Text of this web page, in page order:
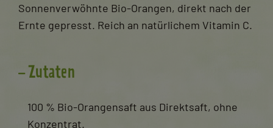
Sonnenverwöhnte Bio-Orangen, direkt nach der
Ernte gepresst. Reich an natürlichem Vitamin C.
Zutaten
100 % Bio-Orangensaft aus Direktsaft, ohne
Konzentrat.